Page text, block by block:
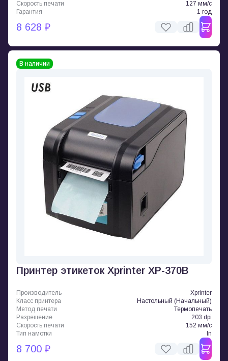
Скорость печати
127 мм/с
Гарантия
1 год
8 628 ₽
В наличии
Принтер этикеток Xprinter XP-370B
Производитель
Xprinter
Класс принтера
Настольный (Начальный)
Метод печати
Термопечать
Разрешение
203 dpi
Скорость печати
152 мм/с
Тип намотки
In
8 700 ₽